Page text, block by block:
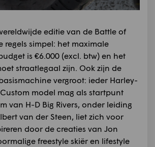
editie van de Battle of
regels simpel: het maximale
is €6.000 (excl. btw) en het
straatlegaal zijn. Ook zijn de
vergroot: ieder Harley-
model mag als startpunt
van H-D Big Rivers, onder leiding
van der Steen, liet zich voor
door de creaties van Jon
freestyle skiër en lifestyle